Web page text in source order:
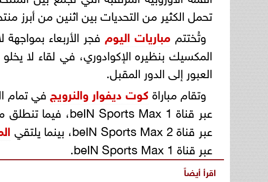
تحمل الكثير من التحديات بين اثنين من أبرز
وتُختتم مباريات اليوم فجر الأربعاء
المكسيك بنظيره الإكوادوري، في لقاء لا
العبور إلى الدور المقبل.
وتقام مباراةكوت ديفوار والنرويجفي تمام
عبر قناة beIN Sports Max 1، فيما تنطلق مواجهة
عبر قناة beIN Sports Max 2، بينما يلتقي
عبر قناة beIN Sports Max 1.
اقرأ أيضاً